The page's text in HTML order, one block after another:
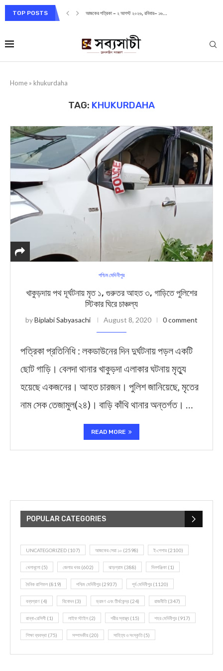
TOP POSTS আজকের পত্রিকা – ২ আগস্ট ২০২৬, রবিবার– ১৬...
Home » khukurdaha
TAG: KHUKURDAHA
পশ্চিম মেদিনীপুর
খাকুড়দায় পথ দূর্ঘটনায় মৃত ১, গুরুতর আহত ৩, গাড়িতে পুলিশের
স্টিকার ঘিরে চাঞ্চল্য
byBiplabi Sabyasachi August 8, 2020 0 comment
পত্রিকা প্রতিনিধি : লকডাউনের দিন দুর্ঘটনায় পড়ল একটি
ছোট গাড়ি। বেলদা থানার খাকুড়দা এলাকার ঘটনায় মৃত্যু
হয়েছে একজনের। আহত চারজন। পুলিশ জানিয়েছে, মৃতের
নাম সেক তেজামুল(২৪)। বাড়ি কাঁথি থানার অন্তর্গত। …
READ MORE
POPULAR CATEGORIES
UNCATEGORIZED (107) আজকের সেরা ১০ (2598) ই-পেপার (2100)
খেলাধূলো (5) জেলার খবর (602) ঝাড়গ্রাম (388) দিনপঞ্জিকা (1)
দৈনিক রাশিফল (819) পশ্চিম মেদিনীপুর (2937) পূর্ব মেদিনীপুর (1120)
বন্যপ্রাণ (4) বিনোদন(3) ভ্রমণ এবং তীর্থকেন্দ্র (24) রাজনীতি(347)
রান্না-রেসিপী (1) লাইফ স্টাইল (2) শরীর স্বাস্থ্য (15) শহর মেদিনীপুর (917)
শিক্ষা ব্যবস্থা (75) সম্পাদকীয় (20) সাহিত্য ও সংস্কৃতি(5)